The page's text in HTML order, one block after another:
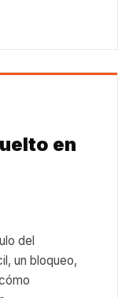
en
del
un bloqueo,